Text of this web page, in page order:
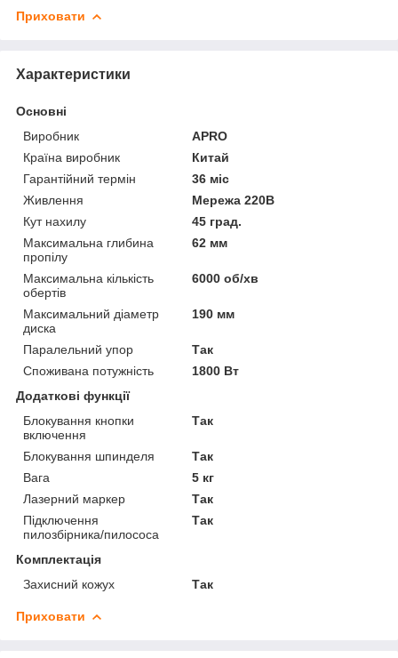
Приховати
Характеристики
Основні
Виробник
APRO
Країна виробник
Китай
Гарантійний термін
36 міс
Живлення
Мережа 220В
Кут нахилу
45 град.
Максимальна глибина
пропілу
62 мм
Максимальна кількість
обертів
6000 об/хв
Максимальний діаметр
диска
190 мм
Паралельний упор
Так
Споживана потужність
1800 Вт
Додаткові функції
Блокування кнопки
включення
Так
Блокування шпинделя
Так
Вага
5 кг
Лазерний маркер
Так
Підключення
пилозбірника/пилососа
Так
Комплектація
Захисний кожух
Так
Приховати